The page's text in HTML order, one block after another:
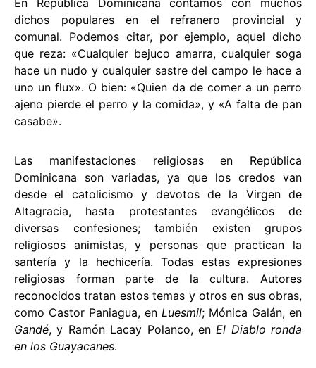
dichos populares en el refranero provincial y
comunal. Podemos citar, por ejemplo, aquel dicho
que reza: «Cualquier bejuco amarra, cualquier soga
hace un nudo y cualquier sastre del campo le hace a
uno un flux». O bien: «Quien da de comer a un perro
ajeno pierde el perro y la comida», y «A falta de pan
casabe».
Las manifestaciones religiosas en República
Dominicana son variadas, ya que los credos van
desde el catolicismo y devotos de la Virgen de
Altagracia, hasta protestantes evangélicos de
diversas confesiones; también existen grupos
religiosos animistas, y personas que practican la
santería y la hechicería. Todas estas expresiones
religiosas forman parte de la cultura. Autores
reconocidos tratan estos temas y otros en sus obras,
como Castor Paniagua, en Luesmil; Mónica Galán, en
Gandé, y Ramón Lacay Polanco, en El Diablo ronda
en los Guayacanes.